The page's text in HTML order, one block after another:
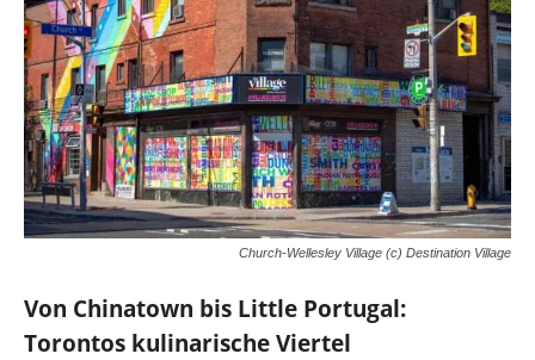
Church-Wellesley Village (c) Destination Village
Von Chinatown bis Little Portugal:
Torontos kulinarische Viertel